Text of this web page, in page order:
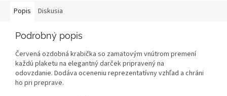
Popis Diskusia
Podrobný popis
Červená ozdobná krabička so zamatovým vnútrom premení
každú plaketu na elegantný darček pripravený na
odovzdanie. Dodáva oceneniu reprezentatívny vzhľad a chráni
ho pri preprave.